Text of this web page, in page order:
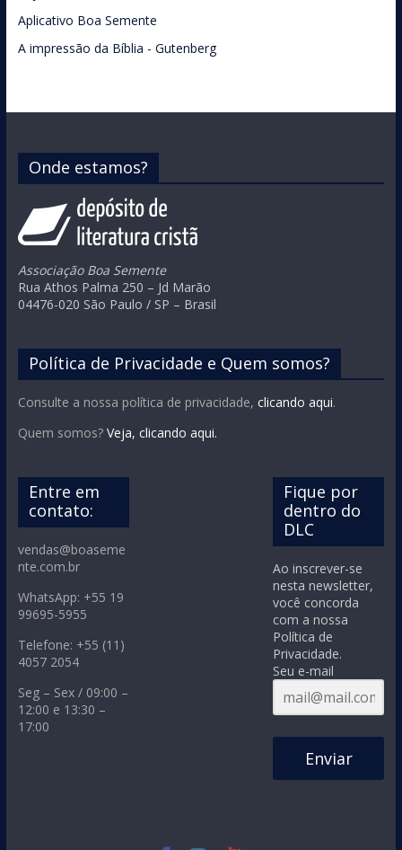
Aplicativo Boa Semente
A impressão da Bíblia - Gutenberg
Onde estamos?
Associação Boa Semente
Rua Athos Palma 250 – Jd Marão
04476-020 São Paulo / SP – Brasil
Política de Privacidade e Quem somos?
Consulte a nossa política de privacidade, clicando aqui.
Quem somos? Veja, clicando aqui.
Entre em
contato:
vendas@boaseme
nte.com.br
WhatsApp: +55 19
99695-5955
Telefone: +55 (11)
4057 2054
Seg – Sex / 09:00 –
12:00 e 13:30 –
17:00
Fique por
dentro do
DLC
Ao inscrever-se
nesta newsletter,
você concorda
com a nossa
Política de
Privacidade.
Seu e-mail
Enviar